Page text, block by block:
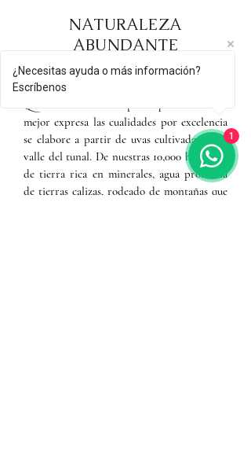
NATURALEZA
ABUNDANTE
¡Siempre eligiendo lo mejor!
mejor expresa las cualidades por excelencia
se elabore a partir de uvas cultivadas en el
valle del tunal. De nuestras 10,000 hectáreas
de tierra rica en minerales, agua profunda
de tierras calizas, rodeado de montañas que
¿Necesitas ayuda o más información?
Escríbenos
1